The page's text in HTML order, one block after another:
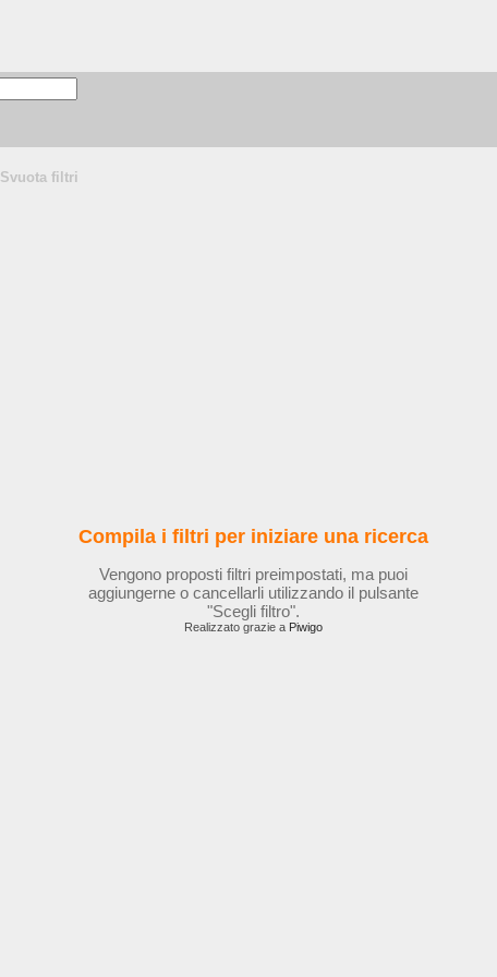
Svuota filtri
Compila i filtri per iniziare una ricerca
Vengono proposti filtri preimpostati, ma puoi
aggiungerne o cancellarli utilizzando il pulsante
"Scegli filtro".
Realizzato grazie a Piwigo